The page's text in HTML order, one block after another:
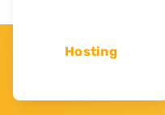
Hosting